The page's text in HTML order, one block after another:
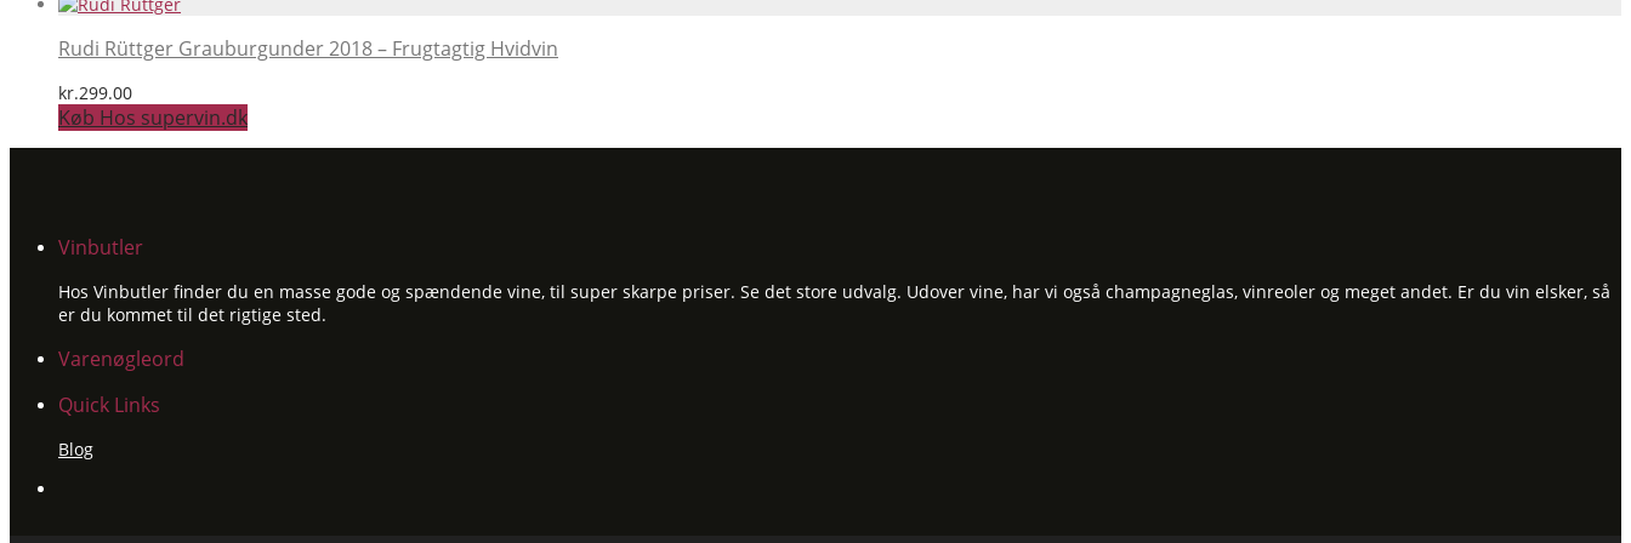
Rudi Rüttger Grauburgunder 2018 – Frugtagtig Hvidvin
kr.299.00
Køb Hos supervin.dk
Vinbutler
Hos Vinbutler finder du en masse gode og spændende vine, til super skarpe priser. Se det store udvalg. Udover vine, har vi også champagneglas, vinreoler og meget andet. Er du vin elsker, så
er du kommet til det rigtige sted.
Varenøgleord
Quick Links
Blog